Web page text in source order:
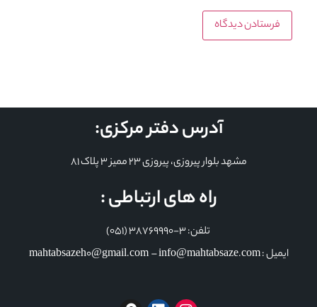
آدرس دفتر مرکزی:
مشهد بلوار پیروزی، پیروزی 23 ممیز 3 پلاک 81
راه های ارتباطی :
تلفن: 3-38769990 (051)
ایمیل : mahtabsazeh0@gmail.com – info@mahtabsaze.com